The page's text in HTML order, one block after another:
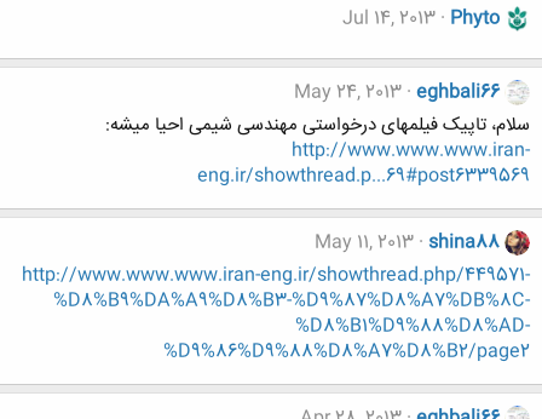
Phyto
Jul 14, 2013
eghbali66
May 24, 2013
سلام، تاپیک فیلمهای درخواستی مهندسی شیمی احیا میشه:
http://www.www.www.iran-
eng.ir/showthread.p...69#post6339569
shina88
May 11, 2013
http://www.www.www.iran-eng.ir/showthread.php/449571-
%D8%B9%DA%A9%D8%B3-%D9%87%D8%A7%DB%8C-
%D8%B1%D9%88%D8%AD-
%D9%86%D9%88%D8%A7%D8%B2/page2